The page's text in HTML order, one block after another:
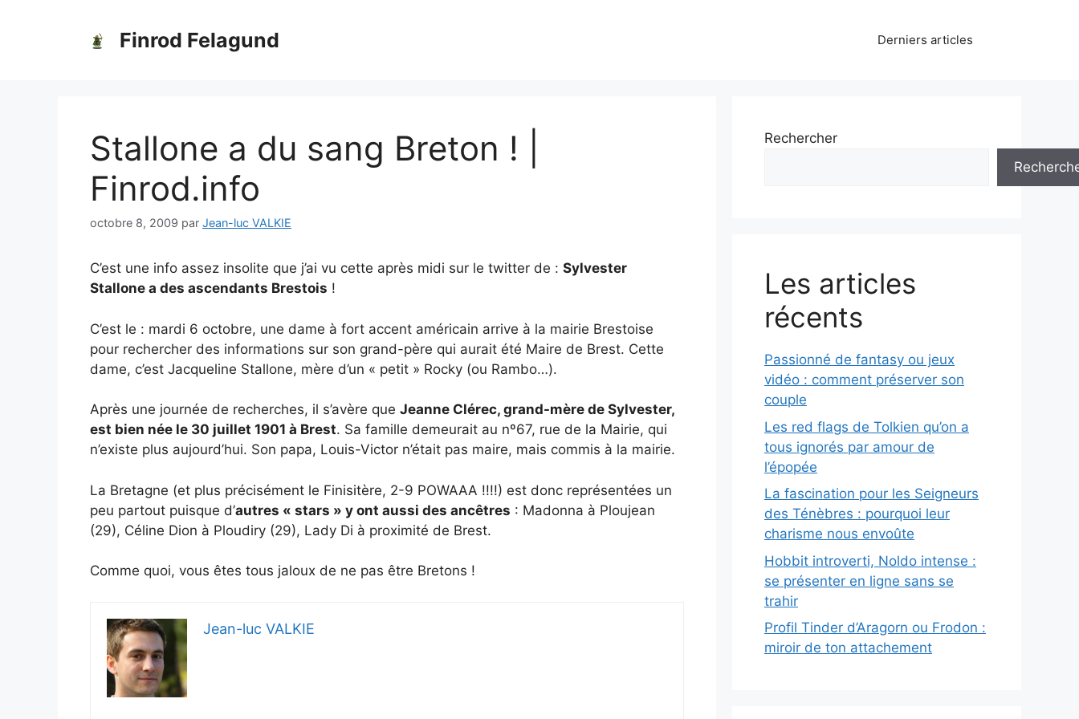
Finrod Felagund Derniers articles
Stallone a du sang Breton ! |
Finrod.info
octobre 8, 2009 par Jean-luc VALKIE
C’est une info assez insolite que j’ai vu cette après midi sur le twitter de : Sylvester
Stallone a des ascendants Brestois !
C’est le : mardi 6 octobre, une dame à fort accent américain arrive à la mairie Brestoise
pour rechercher des informations sur son grand-père qui aurait été Maire de Brest. Cette
dame, c’est Jacqueline Stallone, mère d’un « petit » Rocky (ou Rambo…).
Après une journée de recherches, il s’avère que Jeanne Clérec, grand-mère de Sylvester,
est bien née le 30 juillet 1901 à Brest. Sa famille demeurait au nº67, rue de la Mairie, qui
n’existe plus aujourd’hui. Son papa, Louis-Victor n’était pas maire, mais commis à la mairie.
La Bretagne (et plus précisément le Finisitère, 2-9 POWAAA !!!!) est donc représentées un
peu partout puisque d’autres « stars » y ont aussi des ancêtres : Madonna à Ploujean
(29), Céline Dion à Ploudiry (29), Lady Di à proximité de Brest.
Comme quoi, vous êtes tous jaloux de ne pas être Bretons !
Jean-luc VALKIE
Rechercher
Les articles
récents
Passionné de fantasy ou jeux
vidéo : comment préserver son
couple
Les red flags de Tolkien qu’on a
tous ignorés par amour de
l’épopée
La fascination pour les Seigneurs
des Ténèbres : pourquoi leur
charisme nous envoûte
Hobbit introverti, Noldo intense :
se présenter en ligne sans se
trahir
Profil Tinder d’Aragorn ou Frodon :
miroir de ton attachement